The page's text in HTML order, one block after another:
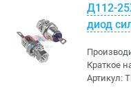
Д112-
диод
Краткое
Артикул: